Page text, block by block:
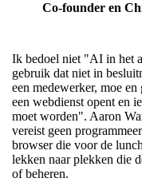
Co-founder en
Ik bedoel niet "AI in het
gebruik dat niet in
een medewerker, moe
een webdienst opent en
moet worden". Aaron
vereist geen
browser die voor de
lekken naar plekken die
of beheren.